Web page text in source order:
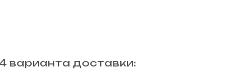
варианта доставки: